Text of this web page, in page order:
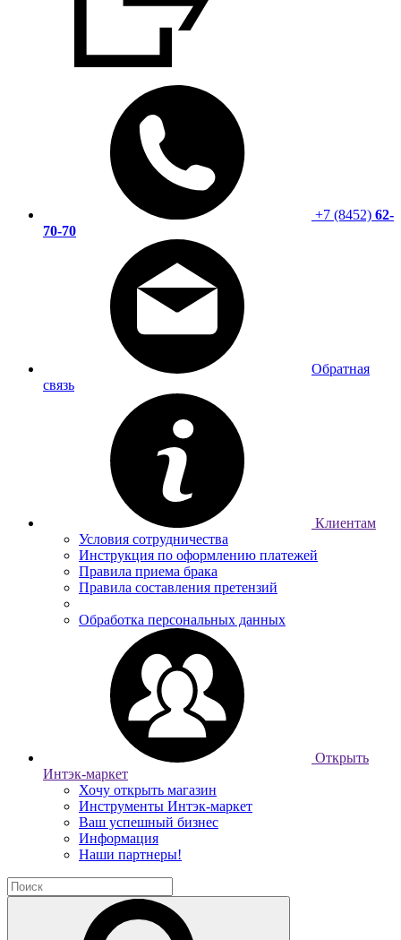
+7 (8452) 62-
70-70
Обратная
связь
Клиентам
Условия сотрудничества
Инструкция по оформлению платежей
Правила приема брака
Правила составления претензий
Обработка персональных данных
Открыть
Интэк-маркет
Хочу открыть магазин
Инструменты Интэк-маркет
Ваш успешный бизнес
Информация
Наши партнеры!